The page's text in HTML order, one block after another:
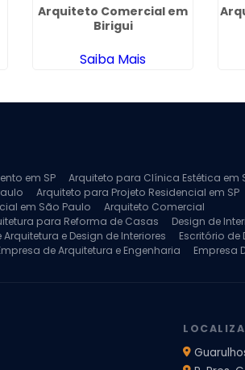
Arquiteto Comercial em
Birigui
Saiba Mais
em SP
Arquiteto para Clínica Estética em
Arquiteto para Projeto Residencial em SP
em São Paulo
Arquiteto Comercial
para Reforma de Casas
Design de
Arquitetura e Design de Interiores
Escritório de
de Arquitetura e Engenharia
Empresa